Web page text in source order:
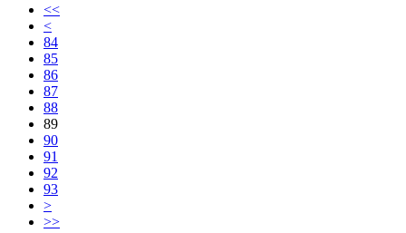
<<
<
84
85
86
87
88
89
90
91
92
93
>
>>